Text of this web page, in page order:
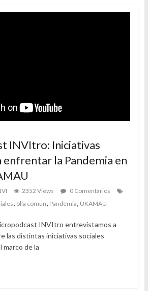
INVItro: Iniciativas
enfrentar la Pandemia en
2352 Views
0 Comentarios
olla común Pandemia UKAMAU
INVItro entrevistamos a
las distintas iniciativas sociales
marco de la